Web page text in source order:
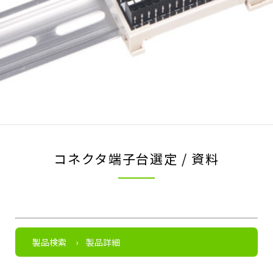
コネクタ端子台選定 / 資料
製品検索 製品詳細